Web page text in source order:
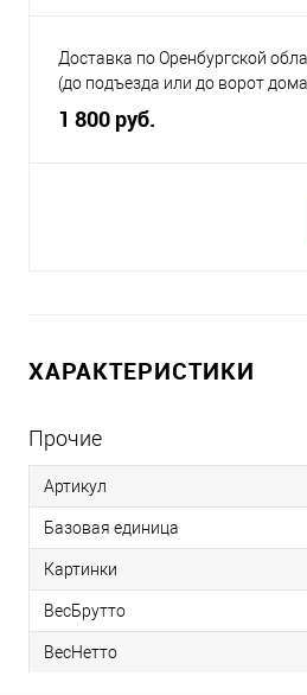
Доставка по Оренбургской
(до подъезда или до ворот
1 800 руб.
ХАРАКТЕРИСТИКИ
Прочие
Артикул
Базовая единица
Картинки
ВесБрутто
ВесНетто